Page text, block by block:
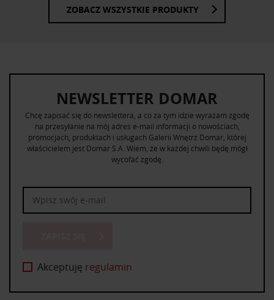
ZOBACZ WSZYSTKIE PRODUKTY
NEWSLETTER DOMAR
Chcę zapisać się do newslettera, a co za tym idzie wyrażam zgodę
na przesyłanie na mój adres e-mail informacji o nowościach,
promocjach, produktach i usługach Galerii Wnętrz Domar, której
właścicielem jest Domar S.A. Wiem, że w każdej chwili będę mógł
wycofać zgodę.
Akceptuję regulamin